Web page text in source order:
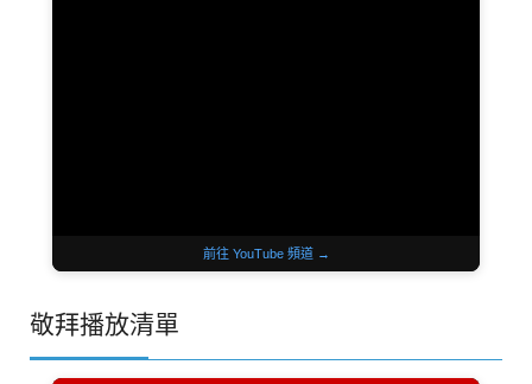
前往 YouTube 頻道 →
敬拜播放清單